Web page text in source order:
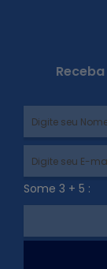
Some 3 + 5 :